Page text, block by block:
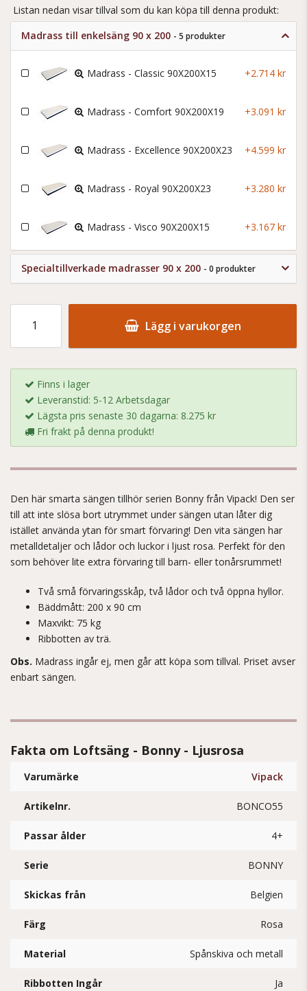
Listan nedan visar tillval som du kan köpa till denna produkt:
Madrass till enkelsäng 90 x 200 - 5 produkter
Madrass - Classic 90X200X15 +2.714 kr
Madrass - Comfort 90X200X19 +3.091 kr
Madrass - Excellence 90X200X23 +4.599 kr
Madrass - Royal 90X200X23 +3.280 kr
Madrass - Visco 90X200X15 +3.167 kr
Specialtillverkade madrasser 90 x 200 - 0 produkter
Lägg i varukorgen
Finns i lager
Leveranstid: 5-12 Arbetsdagar
Lägsta pris senaste 30 dagarna: 8.275 kr
Fri frakt på denna produkt!
Den här smarta sängen tillhör serien Bonny från Vipack! Den ser
till att inte slösa bort utrymmet under sängen utan låter dig
istället använda ytan för smart förvaring! Den vita sängen har
metalldetaljer och lådor och luckor i ljust rosa. Perfekt för den
som behöver lite extra förvaring till barn- eller tonårsrummet!
Två små förvaringsskåp, två lådor och två öppna hyllor.
Bäddmått: 200 x 90 cm
Maxvikt: 75 kg
Ribbotten av trä.
Obs. Madrass ingår ej, men går att köpa som tillval. Priset avser
enbart sängen.
Fakta om Loftsäng - Bonny - Ljusrosa
Varumärke Vipack
Artikelnr. BONCO55
Passar ålder 4+
Serie BONNY
Skickas från Belgien
Färg Rosa
Material Spånskiva och metall
Ribbotten Ingår Ja